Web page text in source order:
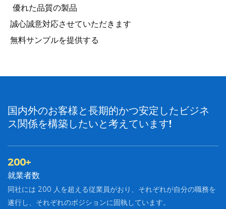
優れた品質の製品
誠心誠意対応させていただきます
無料サンプルを提供する
国内外のお客様と長期的かつ安定したビジネ
ス関係を構築したいと考えています!
200+
就業者数
同社には 200 人を超える従業員がおり、それぞれが自分の職務を
遂行し、それぞれのポジションに固執しています。